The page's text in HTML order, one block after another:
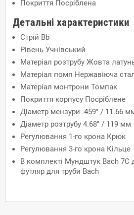
Покриття Посріблена
Детальні характеристики
Стрій Bb
Рівень Учнівський
Матеріал розтрубу Жовта
Матеріал помп Нержавіюча
Матеріал монтрони Томпак
Покриття корпусу Посріблене
Діаметр мензури .459" / 11.66
Діаметр розтрубу 4.68" / 119 мм
Регулювання 1-го крона Крюк
Регулювання 3-го крона Кільце
В комплекті Мундштук Bach 7C
футляр для труби Bach